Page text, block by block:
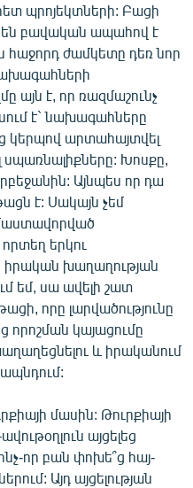
պրոյեկտների: Բացի
բավական ապահով է
ժամկետը դեռ նոր
այն է, որ ռազմաշունչ
է` նախագահները
կերպով արտահայտվել
սպառնալիքները: Խոսքը,
Այնպես որ դա
է: Սակայն չեմ
երկու
իրական խաղաղության
եմ, սա ավելի շատ
որը լարվածությունը
որոշման կայացումը
և իրականում
մասին: Թուրքիայի
այցելեց
որ բան փոխե՞ց հայ-
Այդ այցելության